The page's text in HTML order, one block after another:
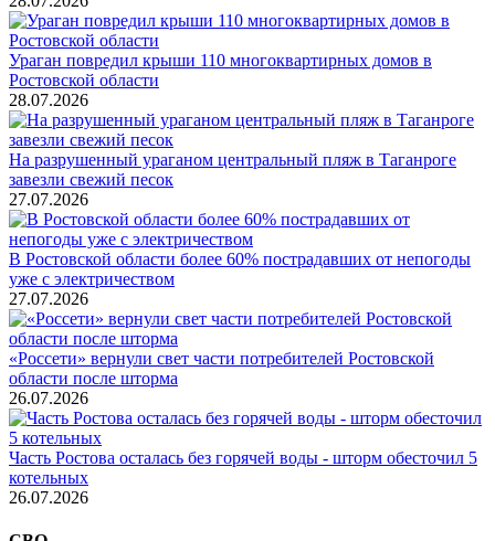
Ураган повредил крыши 110 многоквартирных домов в
Ростовской области
28.07.2026
На разрушенный ураганом центральный пляж в Таганроге
завезли свежий песок
27.07.2026
В Ростовской области более 60% пострадавших от непогоды
уже с электричеством
27.07.2026
«Россети» вернули свет части потребителей Ростовской
области после шторма
26.07.2026
Часть Ростова осталась без горячей воды - шторм обесточил 5
котельных
26.07.2026